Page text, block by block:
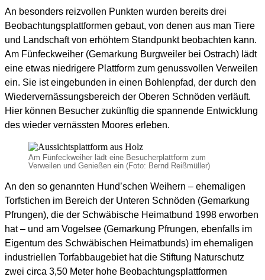
An besonders reizvollen Punkten wurden bereits drei
Beobachtungsplattformen gebaut, von denen aus man Tiere
und Landschaft von erhöhtem Standpunkt beobachten kann.
Am Fünfeckweiher (Gemarkung Burgweiler bei Ostrach) lädt
eine etwas niedrigere Plattform zum genussvollen Verweilen
ein. Sie ist eingebunden in einen Bohlenpfad, der durch den
Wiedervernässungsbereich der Oberen Schnöden verläuft.
Hier können Besucher zukünftig die spannende Entwicklung
des wieder vernässten Moores erleben.
Am Fünfeckweiher lädt eine Besucherplattform zum
Verweilen und Genießen ein (Foto: Bernd Reißmüller)
An den so genannten Hund’schen Weihern – ehemaligen
Torfstichen im Bereich der Unteren Schnöden (Gemarkung
Pfrungen), die der Schwäbische Heimatbund 1998 erworben
hat – und am Vogelsee (Gemarkung Pfrungen, ebenfalls im
Eigentum des Schwäbischen Heimatbunds) im ehemaligen
industriellen Torfabbaugebiet hat die Stiftung Naturschutz
zwei circa 3,50 Meter hohe Beobachtungsplattformen